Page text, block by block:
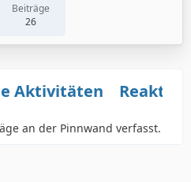
Beiträge
26
Aktivitäten
an der Pinnwand verfasst.